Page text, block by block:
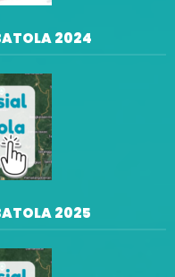
2024
2025